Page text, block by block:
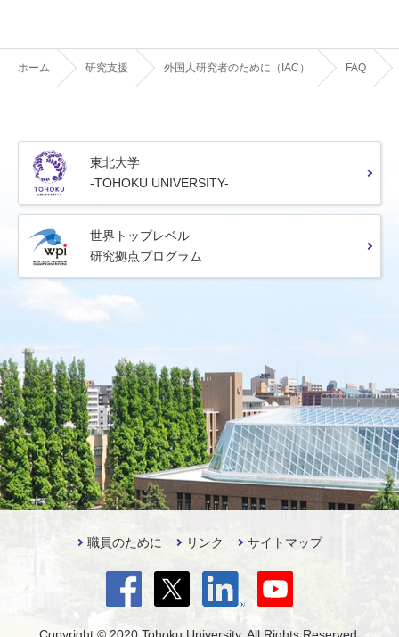
ホーム 研究支援 外国人研究者のために（IAC） FAQ
東北大学
-TOHOKU UNIVERSITY-
世界トップレベル
研究拠点プログラム
職員のために リンク サイトマップ
Copyright © 2020 Tohoku University. All Rights Reserved.